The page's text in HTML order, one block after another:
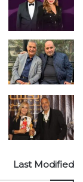
Last Modified